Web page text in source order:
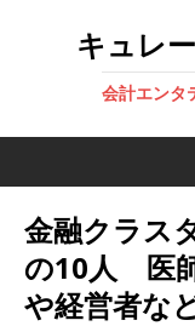
キュレ
会計エンタ
金融クラス
の10人 医
や経営者な